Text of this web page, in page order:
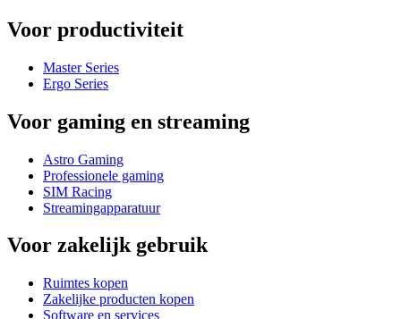
Voor productiviteit
Master Series
Ergo Series
Voor gaming en streaming
Astro Gaming
Professionele gaming
SIM Racing
Streamingapparatuur
Voor zakelijk gebruik
Ruimtes kopen
Zakelijke producten kopen
Software en services